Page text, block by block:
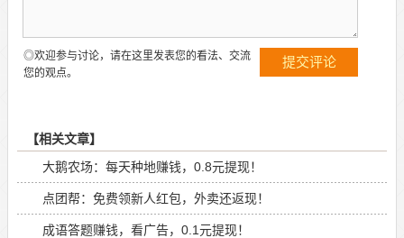
◎欢迎参与讨论，请在这里发表您的看法、交流
您的观点。
【相关文章】
大鹅农场：每天种地赚钱，0.8元提现！
点团帮：免费领新人红包，外卖还返现！
成语答题赚钱，看广告，0.1元提现！